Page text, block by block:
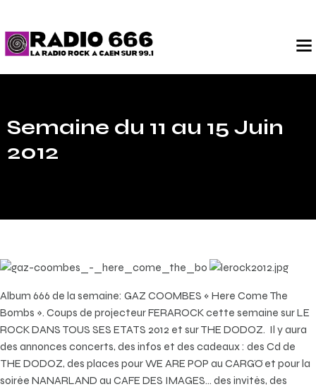
Semaine du 11 au 15 Juin
2012
Album 666 de la semaine: GAZ COOMBES « Here Come The
Bombs ». Coups de projecteur FERAROCK cette semaine sur LE
ROCK DANS TOUS SES ETATS 2012 et sur THE DODOZ. Il y aura
des annonces concerts, des infos et des cadeaux : des Cd de
THE DODOZ, des places pour WE ARE POP au CARGÖ et pour la
soirée NANARLAND au CAFE DES IMAGES… des invités, des